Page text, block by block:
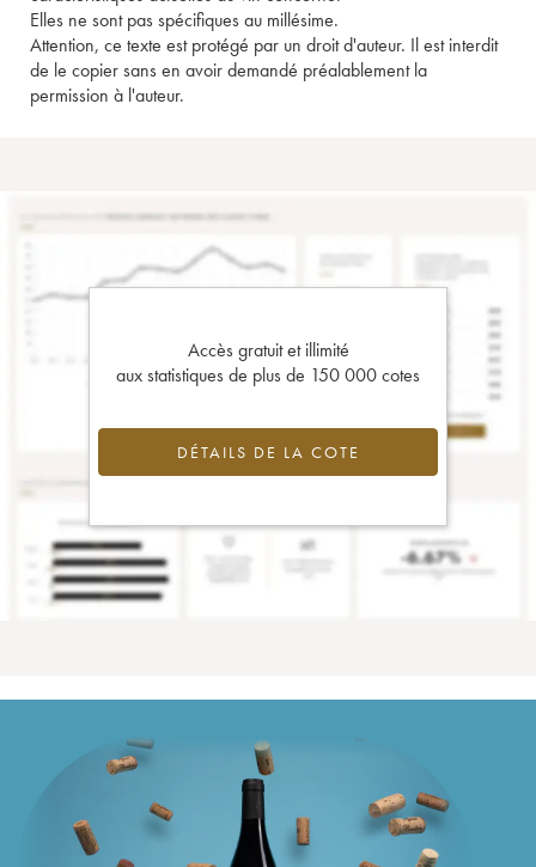
Elles ne sont pas spécifiques au millésime.
Attention, ce texte est protégé par un droit d'auteur. Il est interdit
de le copier sans en avoir demandé préalablement la
permission à l'auteur.
Accès gratuit et illimité
aux statistiques de plus de 150 000 cotes
DÉTAILS DE LA COTE